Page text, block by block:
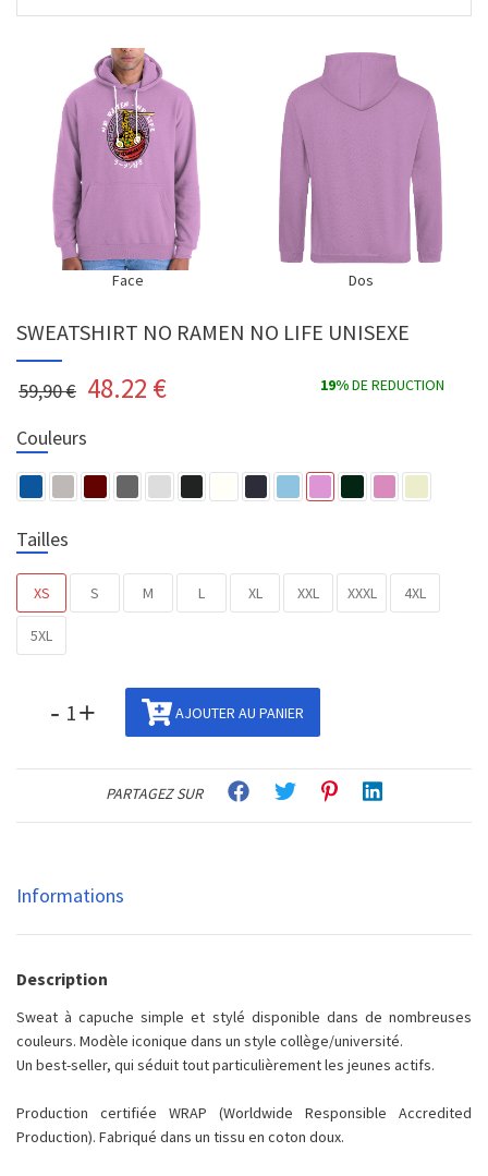
Face Dos
SWEATSHIRT NO RAMEN NO LIFE UNISEXE
59,90 € 48.22 € 19%DE REDUCTION
Couleurs
Tailles
XS S M L XL XXL XXXL 4XL
5XL
- + AJOUTER AU PANIER
PARTAGEZ SUR
Informations
Description
Sweat à capuche simple et stylé disponible dans de nombreuses
couleurs. Modèle iconique dans un style collège/université.
Un best-seller, qui séduit tout particulièrement les jeunes actifs.
Production certifiée WRAP (Worldwide Responsible Accredited
Production). Fabriqué dans un tissu en coton doux.